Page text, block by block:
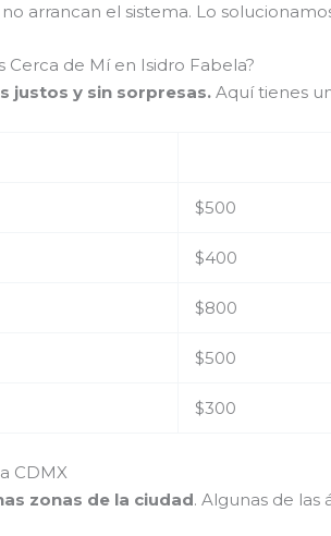
arrancan el sistema. Lo
de Mí en Isidro Fabela?
justos y sin sorpresas. Aquí tienes
$500
$400
$800
$500
$300
CDMX
zonas de la ciudad. Algunas de las